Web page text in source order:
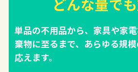
どんな量で
単品の不用品から、家具や家
棄物に至るまで、あらゆる規
応えます。